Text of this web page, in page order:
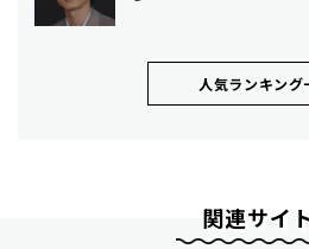
人気ランキング
関連サイ